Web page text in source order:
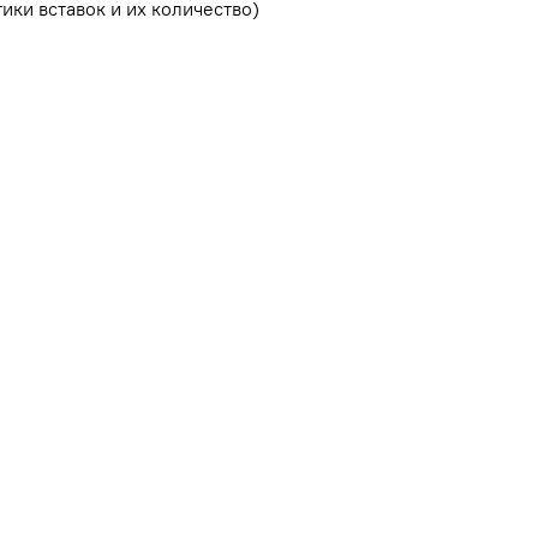
вставок и их количество)